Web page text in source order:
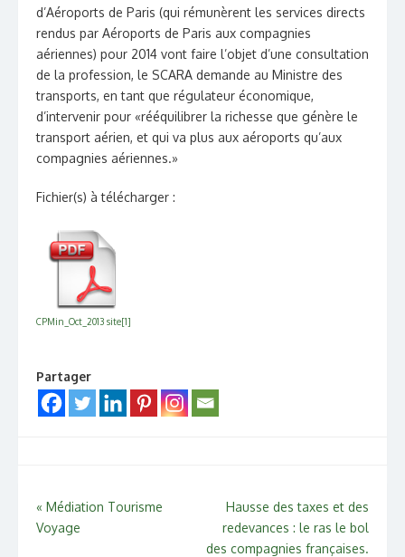
d’Aéroports de Paris (qui rémunèrent les services directs
rendus par Aéroports de Paris aux compagnies
aériennes) pour 2014 vont faire l’objet d’une consultation
de la profession, le SCARA demande au Ministre des
transports, en tant que régulateur économique,
d’intervenir pour «rééquilibrer la richesse que génère le
transport aérien, et qui va plus aux aéroports qu’aux
compagnies aériennes.»
Fichier(s) à télécharger :
CPMin_Oct_2013 site[1]
Partager
Navigation
de
« Médiation Tourisme
Voyage
Hausse des taxes et des
redevances : le ras le bol
des compagnies françaises.